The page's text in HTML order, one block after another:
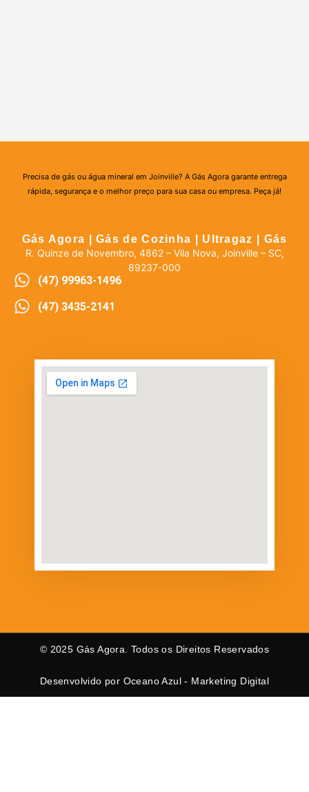
Precisa de gás ou água mineral em Joinville? A Gás Agora garante entrega
rápida, segurança e o melhor preço para sua casa ou empresa. Peça já!
Gás Agora | Gás de Cozinha | Ultragaz | Gás
R. Quinze de Novembro, 4862 – Vila Nova, Joinville – SC,
89237-000
(47) 99963-1496
(47) 3435-2141
© 2025 Gás Agora. Todos os Direitos Reservados
Desenvolvido por Oceano Azul - Marketing Digital